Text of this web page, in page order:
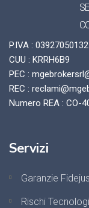
P.IVA : 03927050132
CUU : KRRH6B9
PEC :
REC :
Numero REA : CO-
Servizi
Garanzie
Rischi